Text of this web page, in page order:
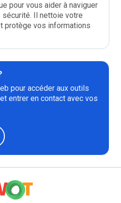
pour vous aider à naviguer
Il nettoie votre
protège vos informations
pour accéder aux outils
entrer en contact avec vos